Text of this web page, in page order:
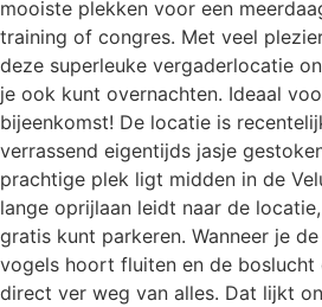
mooiste plekken voor een
training of congres. Met veel
deze superleuke vergaderlocatie
je ook kunt overnachten. Ideaal
bijeenkomst! De locatie is
verrassend eigentijds jasje
prachtige plek ligt midden in de
lange oprijlaan leidt naar de
gratis kunt parkeren. Wanneer je
vogels hoort fluiten en de boslucht
direct ver weg van alles. Dat lijkt